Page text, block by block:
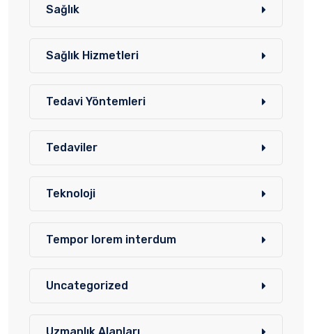
Sağlık
Sağlık Hizmetleri
Tedavi Yöntemleri
Tedaviler
Teknoloji
Tempor lorem interdum
Uncategorized